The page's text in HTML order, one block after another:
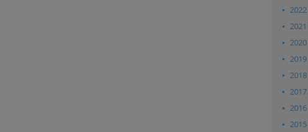
2022
2021
2020
2019
2018
2017
2016
2015